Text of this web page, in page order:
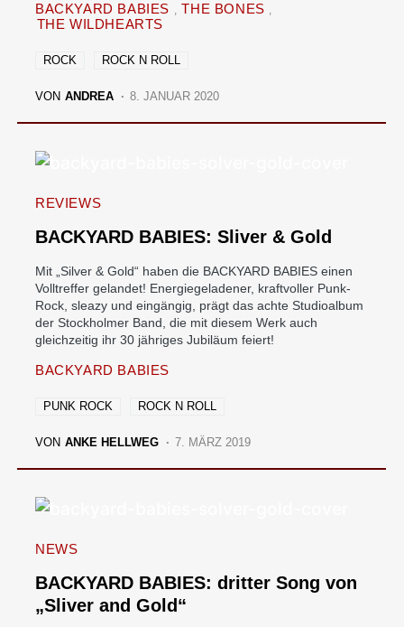
BACKYARD BABIES
THE BONES
THE WILDHEARTS
ROCK ROCK N ROLL
VON ANDREA 8. JANUAR 2020
REVIEWS
BACKYARD BABIES: Sliver & Gold
Mit „Silver & Gold“ haben die BACKYARD BABIES einen
Volltreffer gelandet! Energiegeladener, kraftvoller Punk-
Rock, sleazy und eingängig, prägt das achte Studioalbum
der Stockholmer Band, die mit diesem Werk auch
gleichzeitig ihr 30 jähriges Jubiläum feiert!
BACKYARD BABIES
PUNK ROCK ROCK N ROLL
VON ANKE HELLWEG 7. MÄRZ 2019
NEWS
BACKYARD BABIES: dritter Song von
„Sliver and Gold“